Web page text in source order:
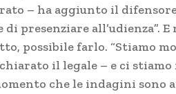
– ha aggiunto il
presenziare all’udienza”. E
possibile farlo. “Stiamo
il legale – e ci stiamo
che le indagini sono